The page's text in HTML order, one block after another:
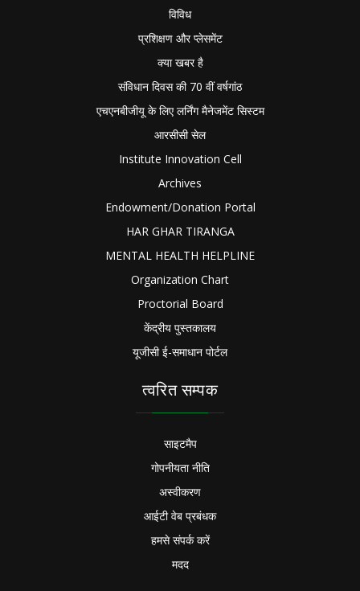
विविध
प्रशिक्षण और प्लेसमेंट
क्या खबर है
संविधान दिवस की 70 वीं वर्षगांठ
एचएनबीजीयू के लिए लर्निंग मैनेजमेंट सिस्टम
आरसीसी सेल
Institute Innovation Cell
Archives
Endowment/Donation Portal
HAR GHAR TIRANGA
MENTAL HEALTH HELPLINE
Organization Chart
Proctorial Board
केंद्रीय पुस्तकालय
यूजीसी ई-समाधान पोर्टल
त्वरित सम्पक
साइटमैप
गोपनीयता नीति
अस्वीकरण
आईटी वेब प्रबंधक
हमसे संपर्क करें
मदद